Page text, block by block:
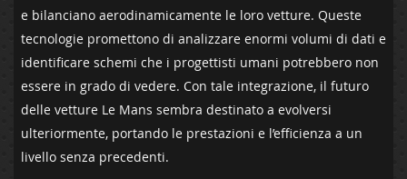
e bilanciano ⁤aerodinamicamente le loro vetture. Queste
tecnologie promettono di analizzare enormi volumi‍ di dati ⁣e
identificare schemi⁤ che i progettisti umani potrebbero non ​
essere in grado di vedere. Con tale⁢ integrazione, il futuro
delle vetture ⁢Le ‌Mans sembra ⁢destinato a evolversi
ulteriormente, portando‍ le‍ prestazioni e‌ l’efficienza a‍ un
livello senza​ precedenti.